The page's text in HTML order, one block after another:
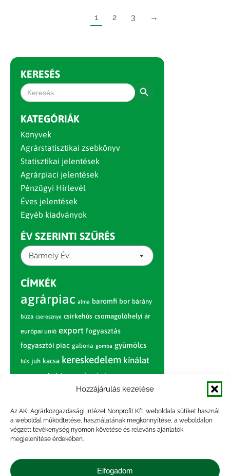
Hozzájárulás kezelése
Az AKI Agrárközgazdasági Intézet Nonprofit Kft. weboldala sütiket használ
a weboldal működtetése, használatának megkönnyítése, a weboldalon
végzett tevékenység nyomon követése és releváns ajánlatok
megjelenítése érdekében.
Elfogadom
1 2 3 →
KERESÉS
Search
for:
KATEGÓRIÁK
Könyvek
Agrárstatisztikai zsebkönyv
Statisztikai jelentések
Agrárpiaci jelentések
Pénzügyi Hírlevél
Éves jelentések
Egyéb kiadványok
ÉV SZERINTI SZŰRÉS
Bármely Év
CÍMKÉK
agrárpiac alma baromfi bor bárány
búza cseresznye csirkehús csomagolóhelyi ár
európai unió export fogyasztás
fogyasztói piac gabona gomba gyümölcs
hús juh kacsa kereskedelem kínálat
körte marhahús nagybani piac narancs
nemzetközi árinformációk
paradicsom piac piaci jelentés
pulyka pulykahús sertés sertéshús
szarvasmarha termelés
termelői
zöldség árak